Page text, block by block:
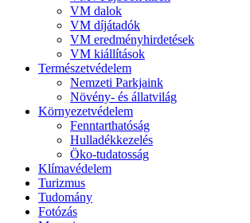
VM dalok
VM díjátadók
VM eredményhirdetések
VM kiállítások
Természetvédelem
Nemzeti Parkjaink
Növény- és állatvilág
Környezetvédelem
Fenntarthatóság
Hulladékkezelés
Öko-tudatosság
Klímavédelem
Turizmus
Tudomány
Fotózás